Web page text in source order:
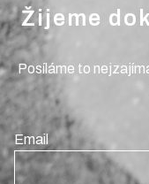
Žijeme
Posíláme to
Email